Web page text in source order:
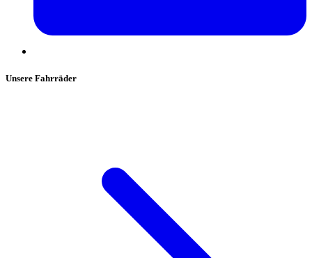
Unsere Fahrräder